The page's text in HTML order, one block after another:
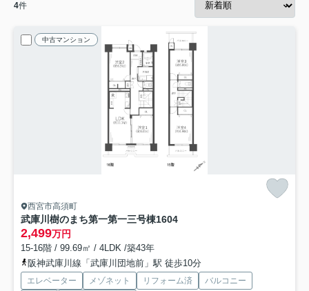
4件
中古マンション
西宮市高須町
武庫川樹のまち第一第一三号棟1604
2,499万円
15-16階 / 99.69㎡ / 4LDK /築43年
阪神武庫川線「武庫川団地前」駅 徒歩10分
エレベーター メゾネット リフォーム済
バルコニー